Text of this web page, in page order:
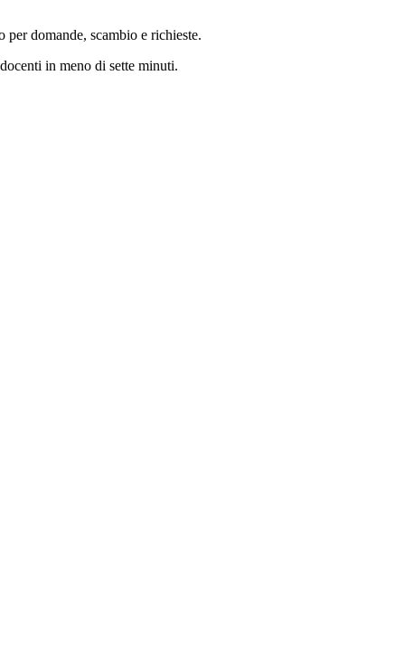
domande, scambio e richieste.
in meno di sette minuti.